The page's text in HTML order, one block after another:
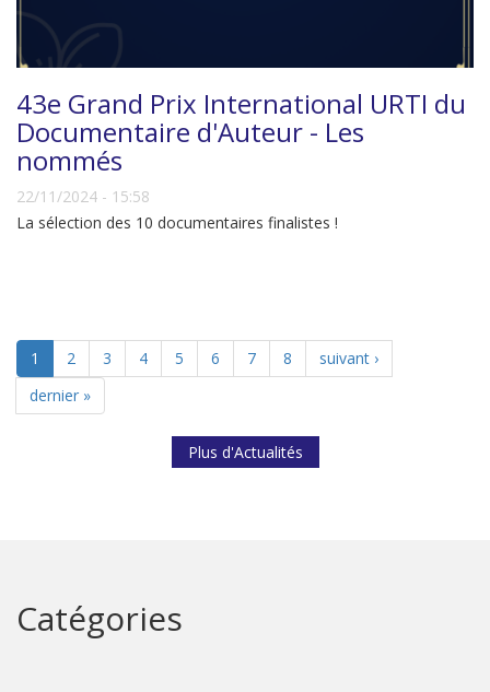
43e Grand Prix International URTI du
Documentaire d'Auteur - Les
nommés
22/11/2024 - 15:58
La sélection des 10 documentaires finalistes !
1 2 3 4 5 6 7 8
suivant ›
dernier »
Plus d'Actualités
Catégories